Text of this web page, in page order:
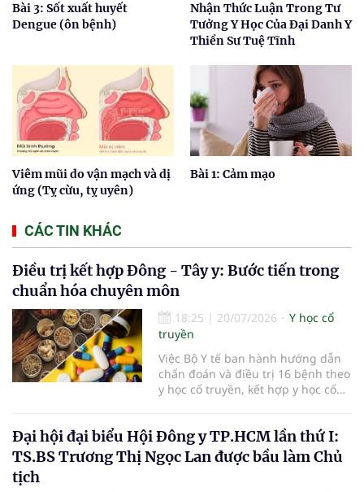
Bài 3: Sốt xuất huyết
Dengue (ôn bệnh)
Nhận Thức Luận Trong Tư
Tưởng Y Học Của Đại Danh Y
Thiền Sư Tuệ Tĩnh
Viêm mũi do vận mạch và dị
ứng (Tỵ cừu, tỵ uyên)
Bài 1: Cảm mạo
CÁC TIN KHÁC
Điều trị kết hợp Đông - Tây y: Bước tiến trong
chuẩn hóa chuyên môn
18:25 | 20/07/2026
Y học cổ
truyền
Việc Bộ Y tế ban hành hướng dẫn
chẩn đoán và điều trị 16 bệnh theo
y học cổ truyền, kết hợp y học cổ
nhất cho các cơ sở khám, chữa
bệnh. Giá trị của tài liệu không chỉ
nằm ở việc mở rộng danh mục
Đại hội đại biểu Hội Đông y TP.HCM lần thứ I:
TS.BS Trương Thị Ngọc Lan được bầu làm Chủ
tịch